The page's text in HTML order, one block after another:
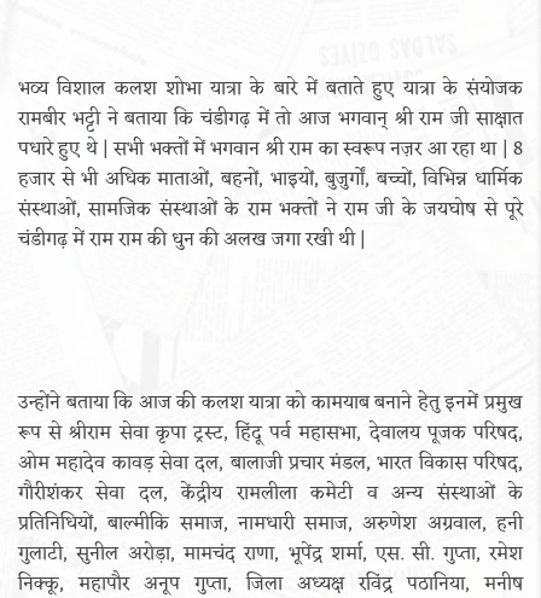
भव्य विशाल कलश शोभा यात्रा के बारे में बताते हुए यात्रा के संयोजक
रामबीर भट्टी ने बताया कि चंडीगढ़ में तो आज भगवान् श्री राम जी साक्षात
पधारे हुए थे | सभी भक्तों में भगवान श्री राम का स्वरूप नज़र आ रहा था | 8
हजार से भी अधिक माताओं, बहनों, भाइयों, बुजुर्गों, बच्चों, विभिन्न धार्मिक
संस्थाओं, सामजिक संस्थाओं के राम भक्तों ने राम जी के जयघोष से पूरे
चंडीगढ़ में राम राम की धुन की अलख जगा रखी थी |
उन्होंने बताया कि आज की कलश यात्रा को कामयाब बनाने हेतु इनमें प्रमुख
रूप से श्रीराम सेवा कृपा ट्रस्ट, हिंदू पर्व महासभा, देवालय पूजक परिषद,
ओम महादेव कावड़ सेवा दल, बालाजी प्रचार मंडल, भारत विकास परिषद,
गौरीशंकर सेवा दल, केंद्रीय रामलीला कमेटी व अन्य संस्थाओं के
प्रतिनिधियों, बाल्मीकि समाज, नामधारी समाज, अरुणेश अग्रवाल, हनी
गुलाटी, सुनील अरोड़ा, मामचंद राणा, भूपेंद्र शर्मा, एस. सी. गुप्ता, रमेश
निक्कू, महापौर अनूप गुप्ता, जिला अध्यक्ष रविंद्र पठानिया, मनीष